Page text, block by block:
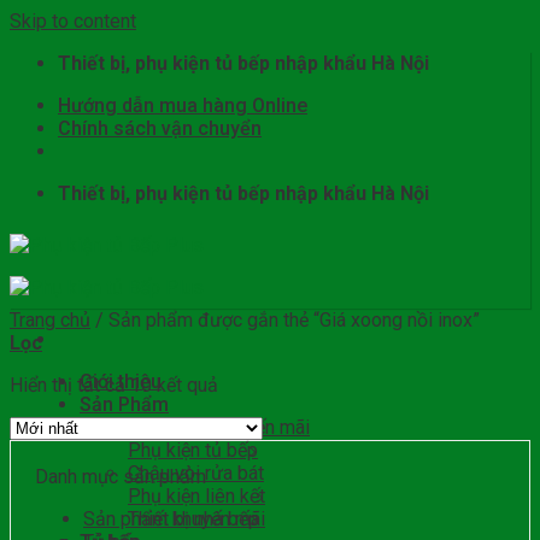
Skip to content
Thiết bị, phụ kiện tủ bếp nhập khẩu Hà Nội
Hướng dẫn mua hàng Online
Chính sách vận chuyển
Thiết bị, phụ kiện tủ bếp nhập khẩu Hà Nội
Giới thiệu
Sản Phẩm
Sản phẩm khuyến mãi
Phụ kiện tủ bếp
Chậu vòi rửa bát
Phụ kiện liên kết
Thiết bị nhà bếp
Trang chủ / Sản phẩm được gắn thẻ “Giá xoong nồi inox”
Lọc
Hiển thị tất cả 10 kết quả
Danh mục sản phẩm
Sản phẩm khuyến mãi